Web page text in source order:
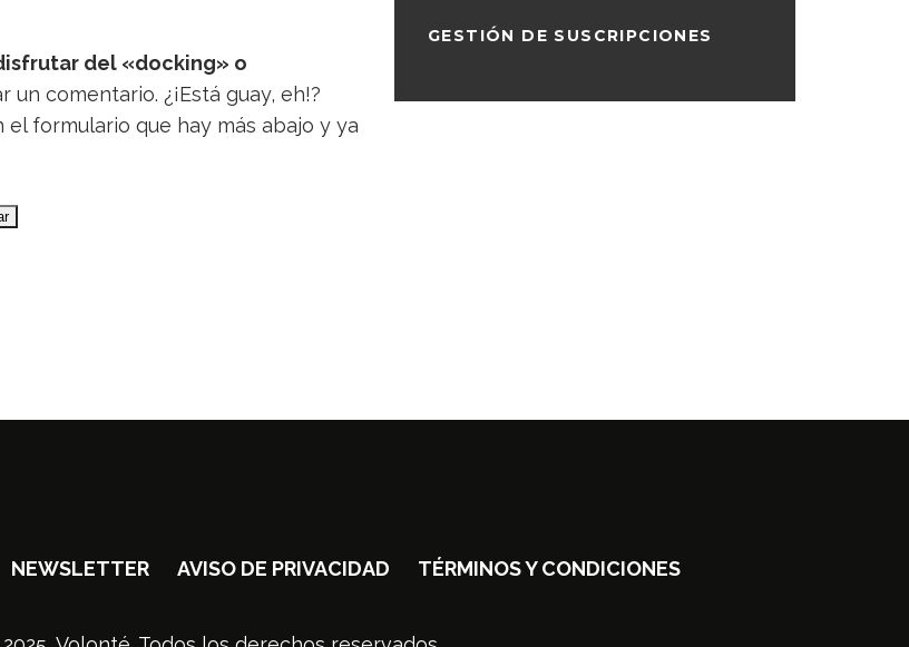
del «docking» o
un comentario. ¿¡Está guay, eh!?
formulario que hay más abajo y ya
GESTIÓN DE SUSCRIPCIONES
NEWSLETTER AVISO DE PRIVACIDAD TÉRMINOS Y CONDICIONES